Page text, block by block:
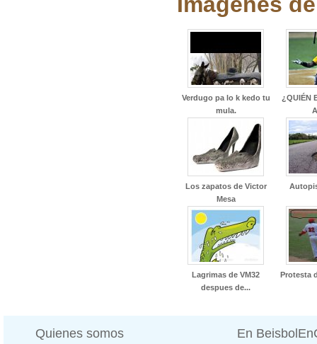
Verdugo pa lo k kedo tu
mula.
¿QUIÉN
Los zapatos de Victor
Mesa
Lagrimas de VM32
despues de...
Protesta
Quienes somos En